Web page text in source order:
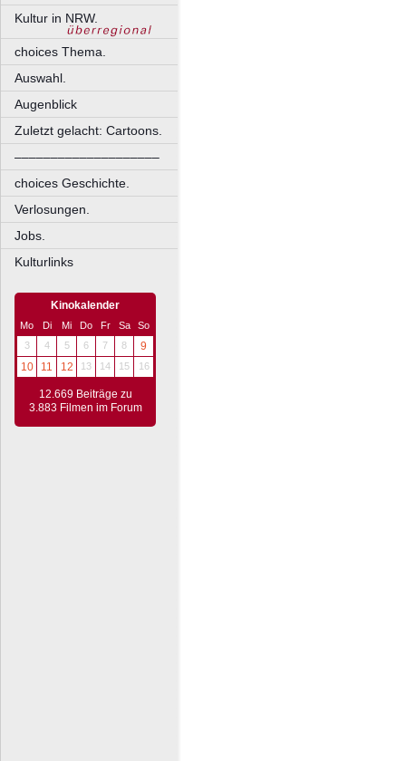
Kultur in NRW.
choices Thema.
Auswahl.
Augenblick
Zuletzt gelacht: Cartoons.
––––––––––––––––––––
choices Geschichte.
Verlosungen.
Jobs.
Kulturlinks
Kinokalender
Mo Di Mi Do Fr Sa
So
3
4 5 6 7 8
9
10
11 12 13 14 15 16
12.669 Beiträge zu
3.883 Filmen im Forum